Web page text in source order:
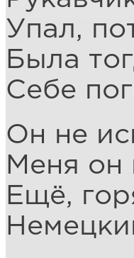
Упал,
Была
Себе
Он не
Меня он
Ещё,